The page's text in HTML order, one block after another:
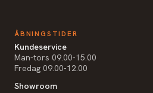
ÅBNINGSTIDER
Kundeservice
Man-tors 09.00-15.00
Fredag 09.00-12.00
Showroom